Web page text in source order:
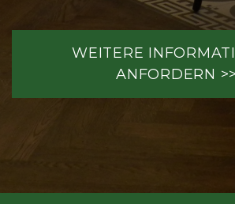
WEITERE
ANFORDERN >>